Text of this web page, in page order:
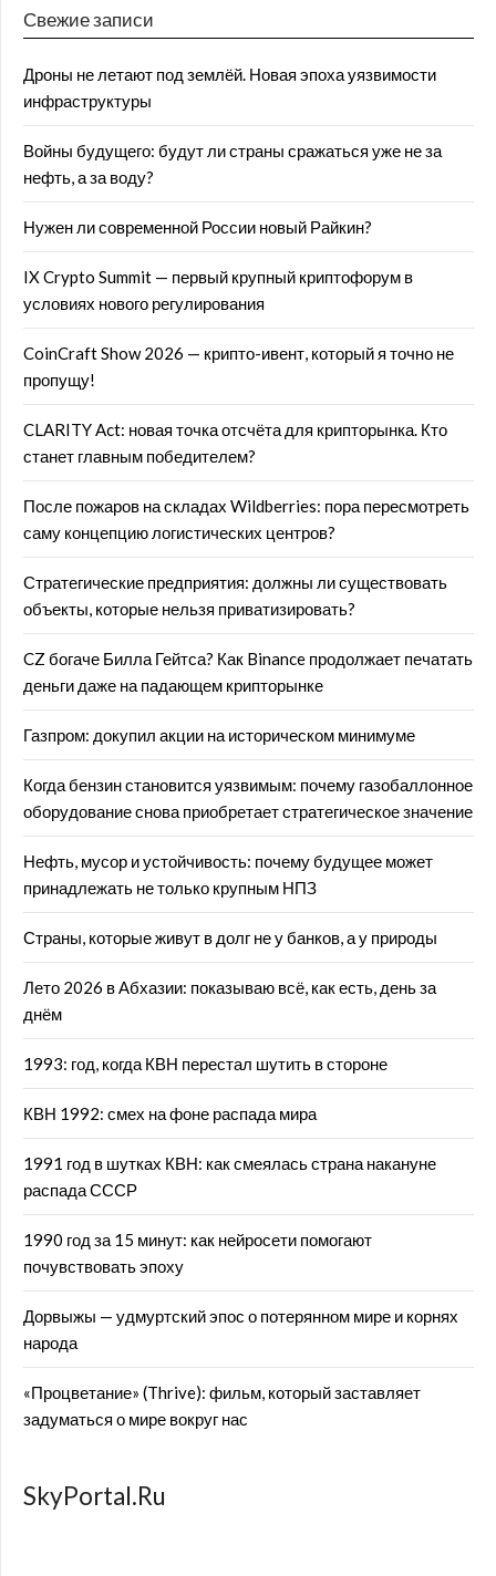
Свежие записи
Дроны не летают под землёй. Новая эпоха уязвимости
инфраструктуры
Войны будущего: будут ли страны сражаться уже не за
нефть, а за воду?
Нужен ли современной России новый Райкин?
IX Crypto Summit — первый крупный криптофорум в
условиях нового регулирования
CoinCraft Show 2026 — крипто-ивент, который я точно не
пропущу!
CLARITY Act: новая точка отсчёта для крипторынка. Кто
станет главным победителем?
После пожаров на складах Wildberries: пора пересмотреть
саму концепцию логистических центров?
Стратегические предприятия: должны ли существовать
объекты, которые нельзя приватизировать?
CZ богаче Билла Гейтса? Как Binance продолжает печатать
деньги даже на падающем крипторынке
Газпром: докупил акции на историческом минимуме
Когда бензин становится уязвимым: почему газобаллонное
оборудование снова приобретает стратегическое значение
Нефть, мусор и устойчивость: почему будущее может
принадлежать не только крупным НПЗ
Страны, которые живут в долг не у банков, а у природы
Лето 2026 в Абхазии: показываю всё, как есть, день за
днём
1993: год, когда КВН перестал шутить в стороне
КВН 1992: смех на фоне распада мира
1991 год в шутках КВН: как смеялась страна накануне
распада СССР
1990 год за 15 минут: как нейросети помогают
почувствовать эпоху
Дорвыжы — удмуртский эпос о потерянном мире и корнях
народа
«Процветание» (Thrive): фильм, который заставляет
задуматься о мире вокруг нас
SkyPortal.Ru